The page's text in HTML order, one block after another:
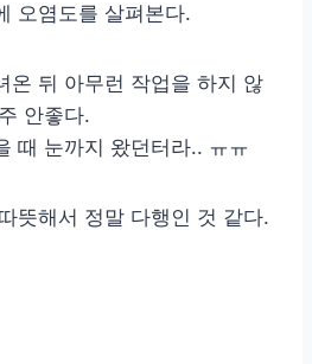
오염도를 살펴본다.
온 뒤 아무런 작업을 하지 않
안좋다.
때 눈까지 왔던터라.. ㅠㅠ
뜻해서 정말 다행인 것 같다.